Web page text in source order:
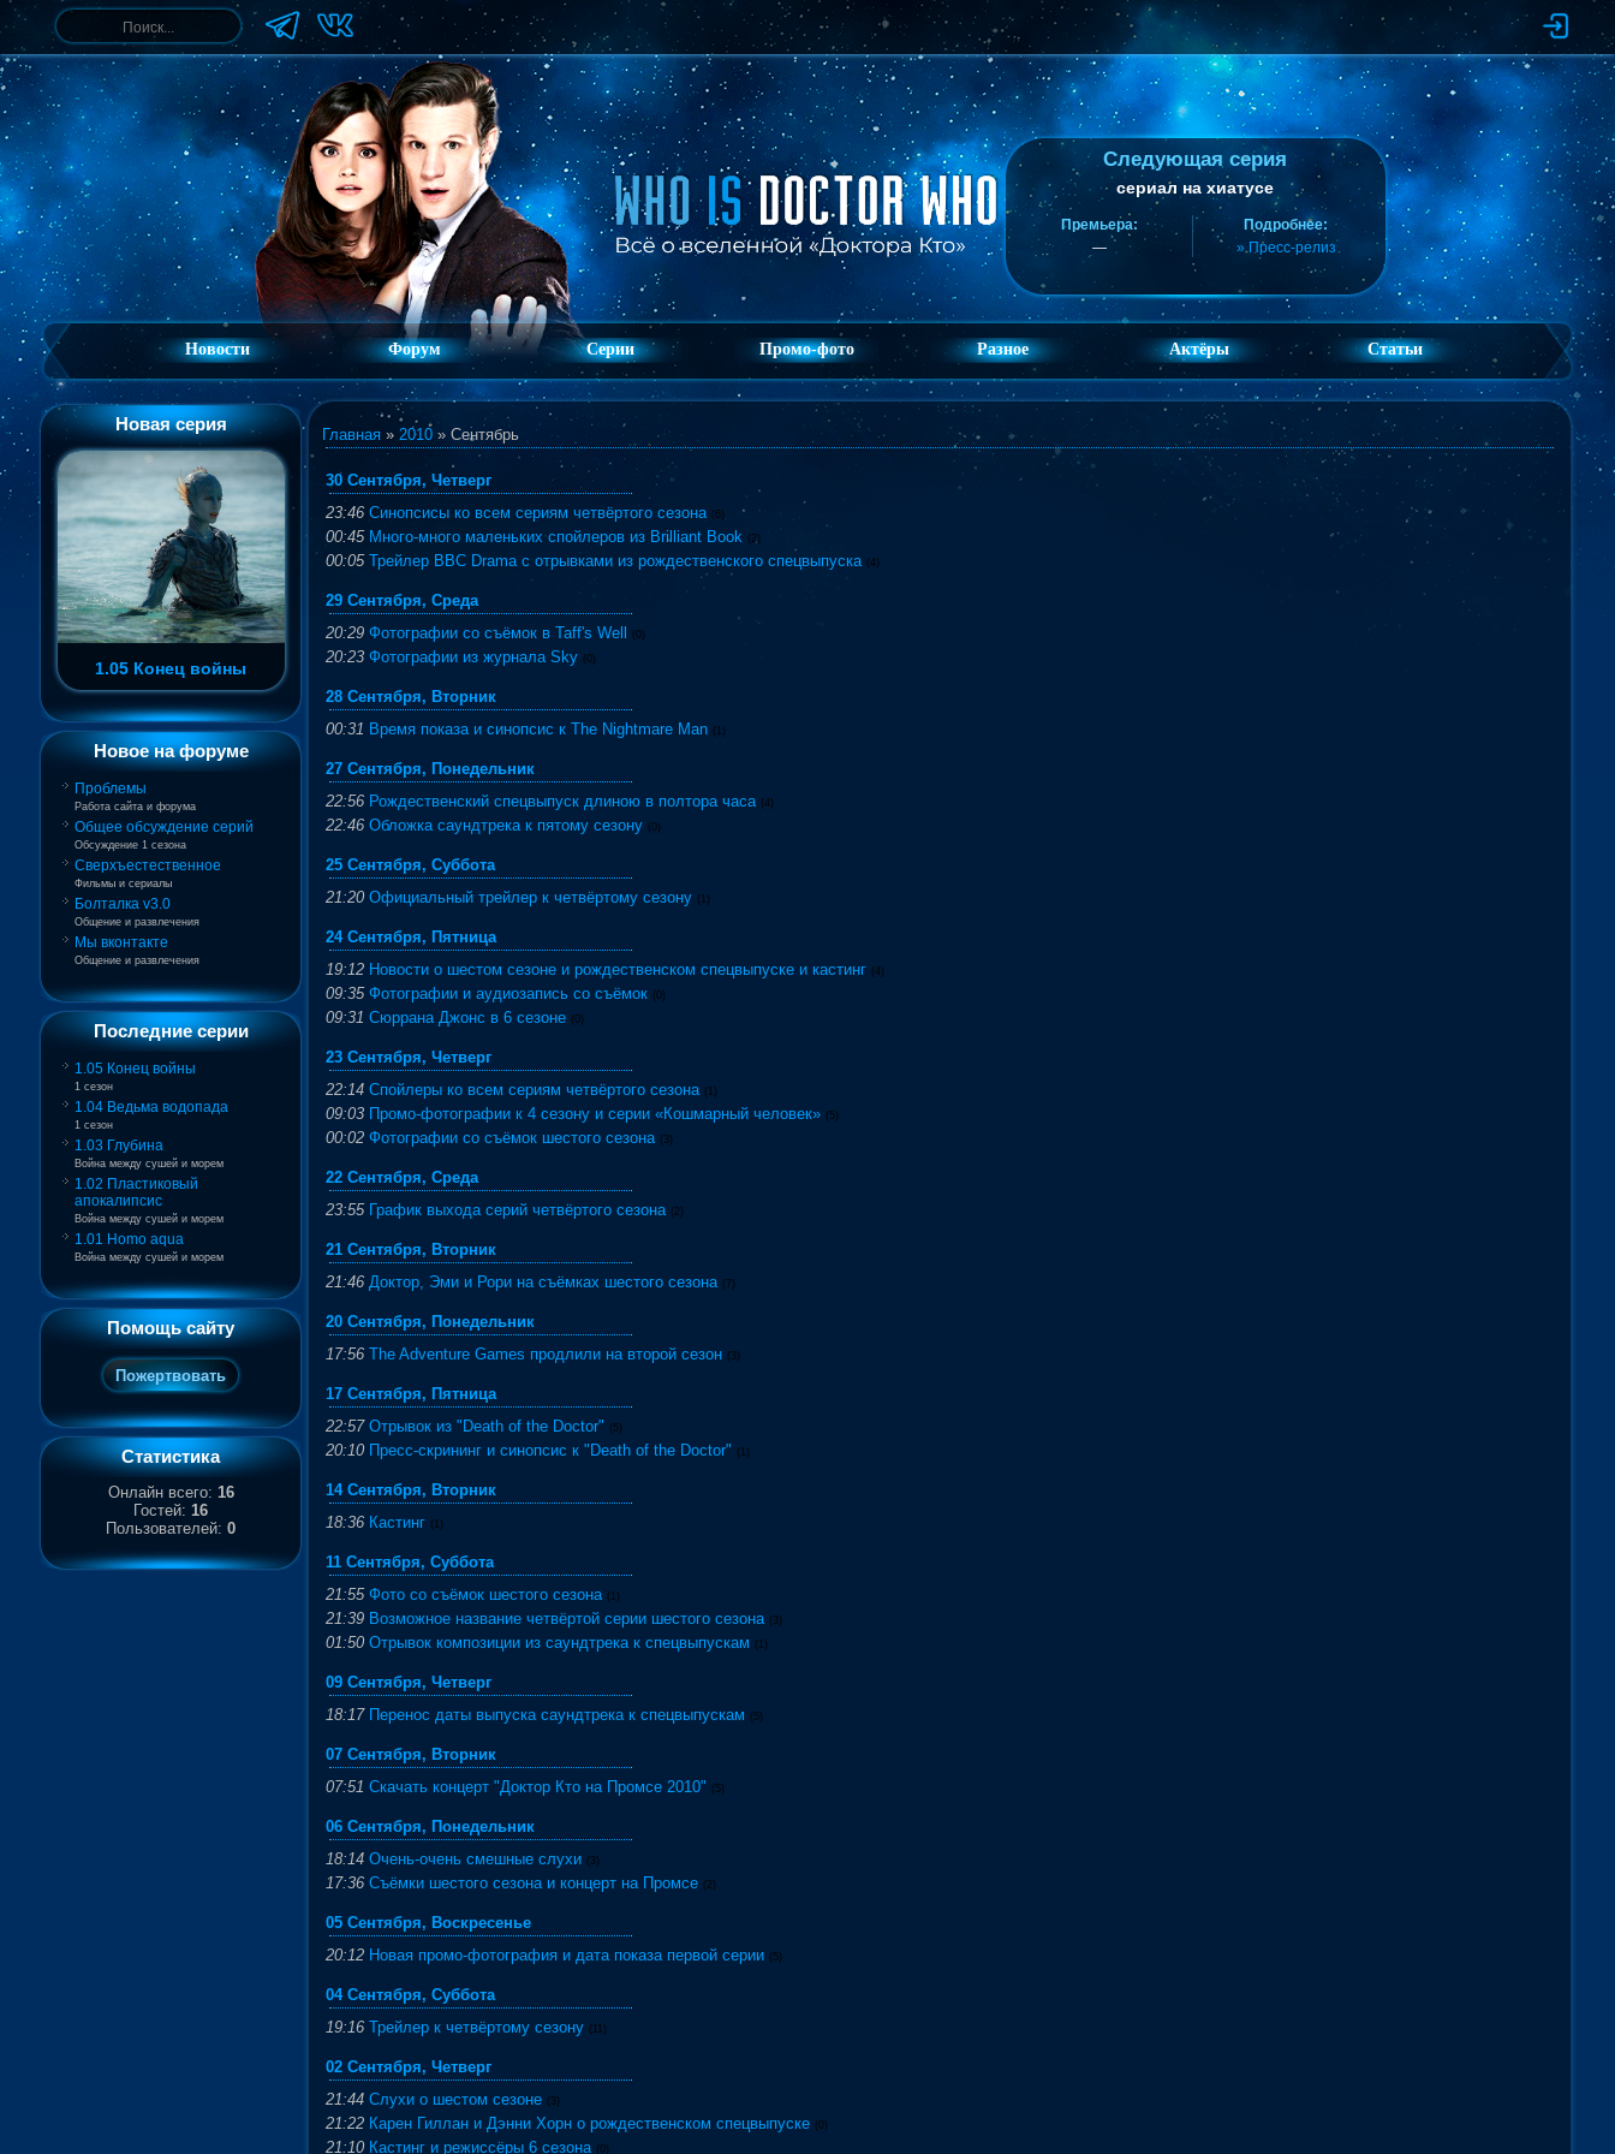
Следующая серия
сериал на хиатусе
Премьера:
—
Подробнее:
» Пресс-релиз
Новости Форум Серии Промо-фото Разное Актёры Статьи
Новая серия
1.05 Конец войны
Новое на форуме
Проблемы
Работа сайта и форума
Общее обсуждение серий
Обсуждение 1 сезона
Сверхъестественное
Фильмы и сериалы
Болталка v3.0
Общение и развлечения
Мы вконтакте
Общение и развлечения
Последние серии
1.05 Конец войны
1 сезон
1.04 Ведьма водопада
1 сезон
1.03 Глубина
Война между сушей и морем
1.02 Пластиковый
апокалипсис
Война между сушей и морем
1.01 Homo aqua
Война между сушей и морем
Помощь сайту
Статистика
Онлайн всего: 16
Гостей: 16
Пользователей: 0
Главная » 2010 » Сентябрь
30 Сентября, Четверг
23:46 Синопсисы ко всем сериям четвёртого сезона (6)
00:45 Много-много маленьких спойлеров из Brilliant Book (2)
00:05 Трейлер BBC Drama с отрывками из рождественского спецвыпуска (4)
29 Сентября, Среда
20:29 Фотографии со съёмок в Taff's Well (0)
20:23 Фотографии из журнала Sky (0)
28 Сентября, Вторник
00:31 Время показа и синопсис к The Nightmare Man (1)
27 Сентября, Понедельник
22:56 Рождественский спецвыпуск длиною в полтора часа (4)
22:46 Обложка саундтрека к пятому сезону (0)
25 Сентября, Суббота
21:20 Официальный трейлер к четвёртому сезону (1)
24 Сентября, Пятница
19:12 Новости о шестом сезоне и рождественском спецвыпуске и кастинг (4)
09:35 Фотографии и аудиозапись со съёмок (0)
09:31 Сюррана Джонс в 6 сезоне (0)
23 Сентября, Четверг
22:14 Спойлеры ко всем сериям четвёртого сезона (1)
09:03 Промо-фотографии к 4 сезону и серии «Кошмарный человек» (5)
00:02 Фотографии со съёмок шестого сезона (3)
22 Сентября, Среда
23:55 График выхода серий четвёртого сезона (2)
21 Сентября, Вторник
21:46 Доктор, Эми и Рори на съёмках шестого сезона (7)
20 Сентября, Понедельник
17:56 The Adventure Games продлили на второй сезон (3)
17 Сентября, Пятница
22:57 Отрывок из "Death of the Doctor" (5)
20:10 Пресс-скрининг и синопсис к "Death of the Doctor" (1)
14 Сентября, Вторник
18:36 Кастинг (1)
11 Сентября, Суббота
21:55 Фото со съёмок шестого сезона (1)
21:39 Возможное название четвёртой серии шестого сезона (3)
01:50 Отрывок композиции из саундтрека к спецвыпускам (1)
09 Сентября, Четверг
18:17 Перенос даты выпуска саундтрека к спецвыпускам (5)
07 Сентября, Вторник
07:51 Скачать концерт "Доктор Кто на Промсе 2010" (5)
06 Сентября, Понедельник
18:14 Очень-очень смешные слухи (3)
17:36 Съёмки шестого сезона и концерт на Промсе (2)
05 Сентября, Воскресенье
20:12 Новая промо-фотография и дата показа первой серии (5)
04 Сентября, Суббота
19:16 Трейлер к четвёртому сезону (11)
02 Сентября, Четверг
21:44 Слухи о шестом сезоне (3)
21:22 Карен Гиллан и Дэнни Хорн о рождественском спецвыпуске (0)
21:10 Кастинг и режиссёры 6 сезона (0)